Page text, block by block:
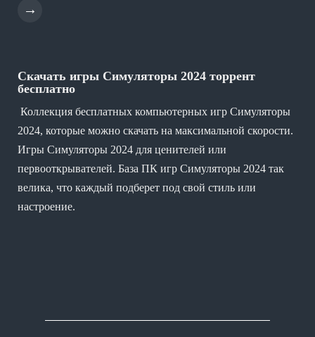
→
Скачать игры Симуляторы 2024 торрент
бесплатно
Коллекция бесплатных компьютерных игр Симуляторы
2024, которые можно скачать на максимальной скорости.
Игры Симуляторы 2024 для ценителей или
первооткрывателей. База ПК игр Симуляторы 2024 так
велика, что каждый подберет под свой стиль или
настроение.